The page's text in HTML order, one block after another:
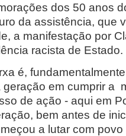
dos 50 anos
da assistência, que
a manifestação por
racista de Estado.
é,
em cumprir a
de ação - aqui em
bem antes de
a lutar com